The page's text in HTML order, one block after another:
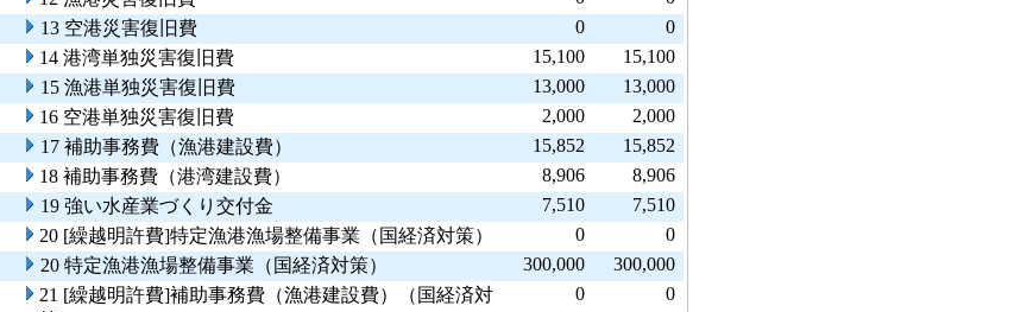
13 空港災害復旧費
0
0
14 港湾単独災害復旧費
15,100
15,100
15 漁港単独災害復旧費
13,000
13,000
16 空港単独災害復旧費
2,000
2,000
17 補助事務費（漁港建設費）
15,852
15,852
18 補助事務費（港湾建設費）
8,906
8,906
19 強い水産業づくり交付金
7,510
7,510
20 [繰越明許費]特定漁港漁場整備事業（国経済対策）
0
0
20 特定漁港漁場整備事業（国経済対策）
300,000
300,000
21 [繰越明許費]補助事務費（漁港建設費）（国経済対
0 0